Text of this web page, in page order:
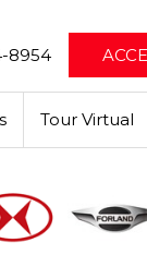
8954
Tour Virtual